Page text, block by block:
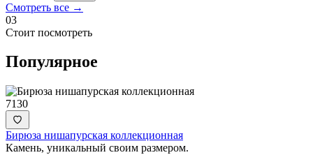
Смотреть все →
03
Стоит посмотреть
Популярное
7130
Бирюза нишапурская коллекционная
Камень, уникальный своим размером.